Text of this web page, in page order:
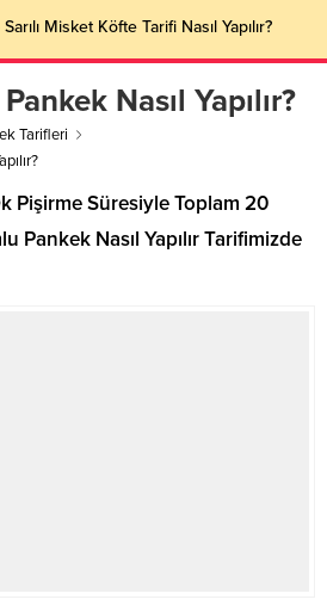
Misket Köfte Tarifi Nasıl Yapılır?
Nasıl Yapılır?
Tarifleri
Pişirme Süresiyle Toplam 20
Pankek Nasıl Yapılır Tarifimizde